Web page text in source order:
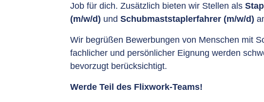
Job für dich. Zusätzlich bieten wir Stellen als
(m/w/d) und Schubmaststaplerfahrer (m/w/d)
Wir begrüßen Bewerbungen von Menschen mit
fachlicher und persönlicher Eignung werden
bevorzugt berücksichtigt.
Werde Teil des Flixwork-Teams!